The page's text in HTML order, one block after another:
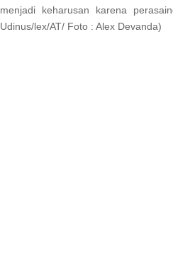
menjadi keharusan karena
Udinus/lex/AT/ Foto : Alex Devanda)